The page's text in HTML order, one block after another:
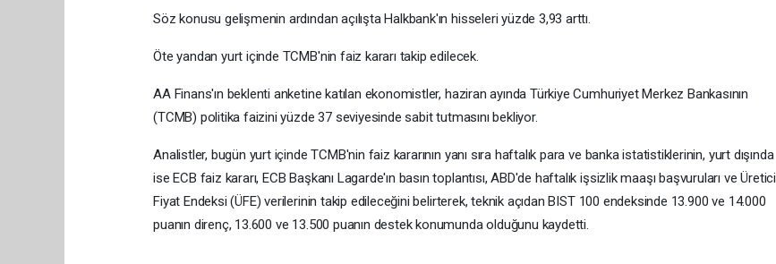
Söz konusu gelişmenin ardından açılışta Halkbank'ın hisseleri yüzde 3,93 arttı.
Öte yandan yurt içinde TCMB'nin faiz kararı takip edilecek.
AA Finans'ın beklenti anketine katılan ekonomistler, haziran ayında Türkiye Cumhuriyet Merkez Bankasının
(TCMB) politika faizini yüzde 37 seviyesinde sabit tutmasını bekliyor.
Analistler, bugün yurt içinde TCMB'nin faiz kararının yanı sıra haftalık para ve banka istatistiklerinin, yurt dışında
ise ECB faiz kararı, ECB Başkanı Lagarde'ın basın toplantısı, ABD'de haftalık işsizlik maaşı başvuruları ve Üretici
Fiyat Endeksi (ÜFE) verilerinin takip edileceğini belirterek, teknik açıdan BIST 100 endeksinde 13.900 ve 14.000
puanın direnç, 13.600 ve 13.500 puanın destek konumunda olduğunu kaydetti.